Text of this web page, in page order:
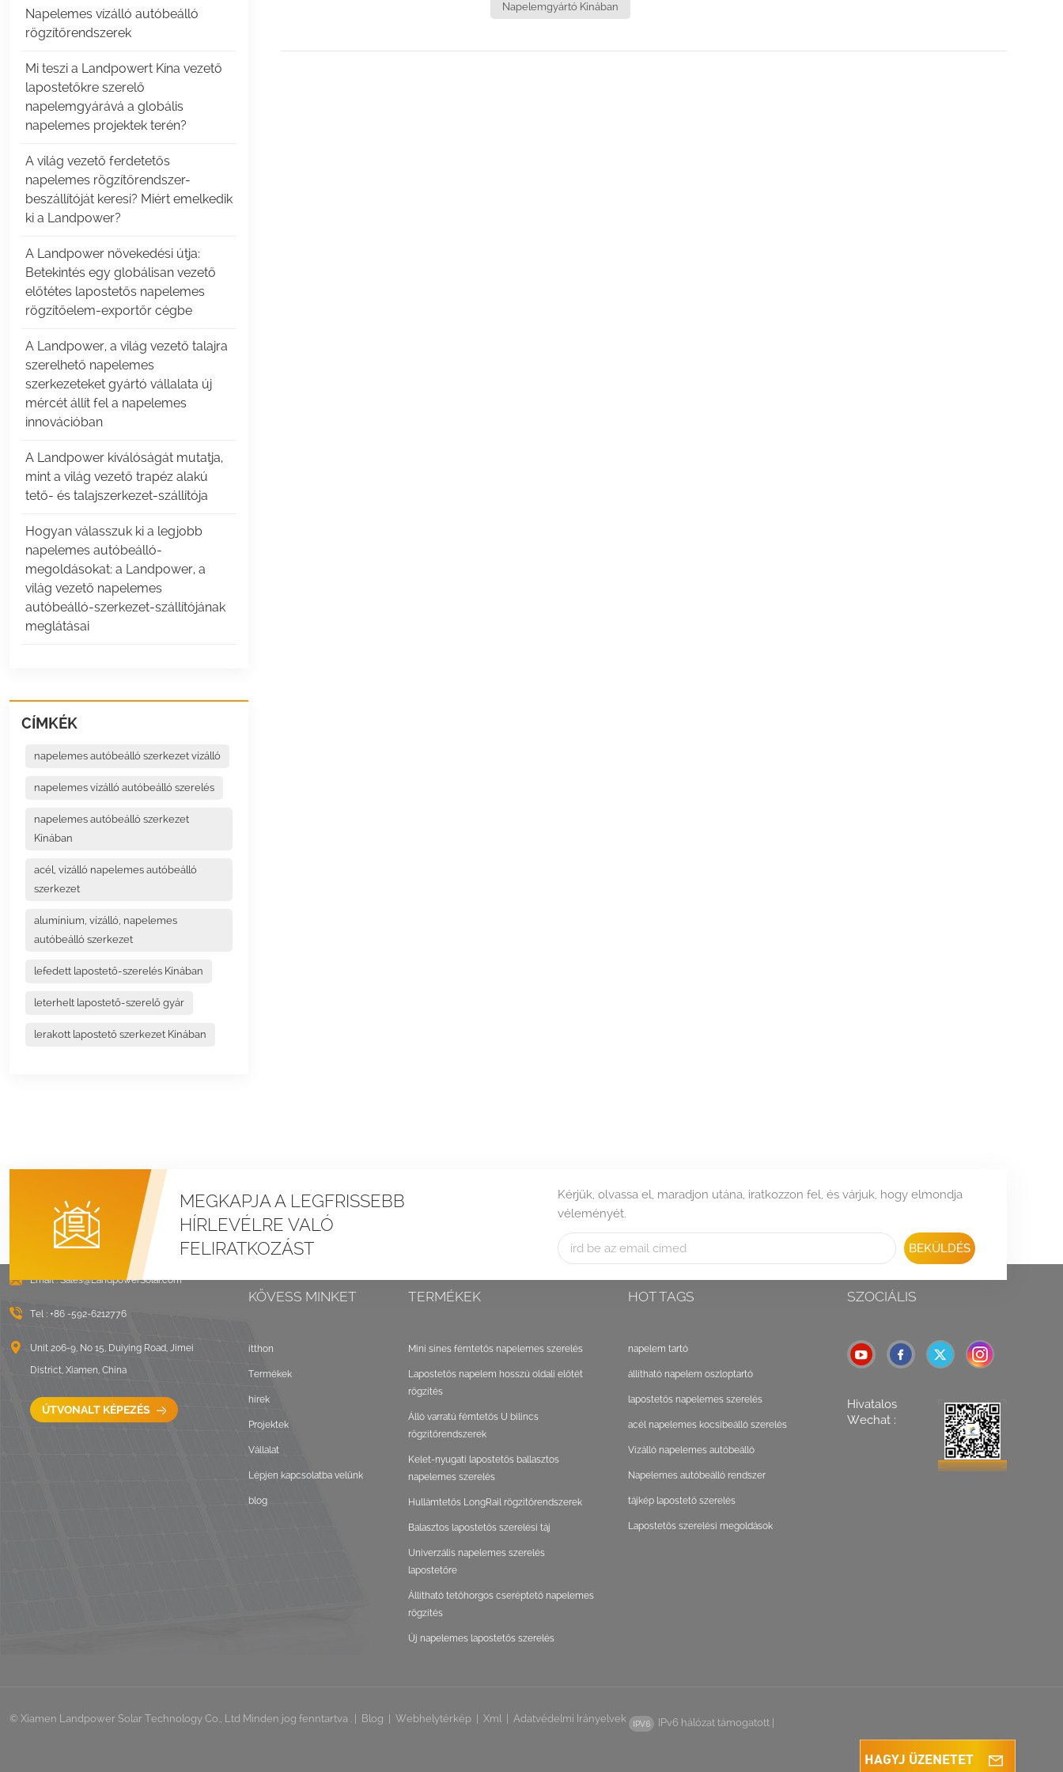
Napelemgyártó Kínában
Napelemes vízálló autóbeálló
rögzítőrendszerek
Mi teszi a Landpowert Kína vezető
lapostetőkre szerelő
napelemgyárává a globális
napelemes projektek terén?
A világ vezető ferdetetős
napelemes rögzítőrendszer-
beszállítóját keresi? Miért emelkedik
ki a Landpower?
A Landpower növekedési útja:
Betekintés egy globálisan vezető
előtétes lapostetős napelemes
rögzítőelem-exportőr cégbe
A Landpower, a világ vezető talajra
szerelhető napelemes
szerkezeteket gyártó vállalata új
mércét állít fel a napelemes
innovációban
A Landpower kiválóságát mutatja,
mint a világ vezető trapéz alakú
tető- és talajszerkezet-szállítója
Hogyan válasszuk ki a legjobb
napelemes autóbeálló-
megoldásokat: a Landpower, a
világ vezető napelemes
autóbeálló-szerkezet-szállítójának
meglátásai
CÍMKÉK
napelemes autóbeálló szerkezet vízálló
napelemes vízálló autóbeálló szerelés
napelemes autóbeálló szerkezet
Kínában
acél, vízálló napelemes autóbeálló
szerkezet
alumínium, vízálló, napelemes
autóbeálló szerkezet
lefedett lapostető-szerelés Kínában
leterhelt lapostető-szerelő gyár
lerakott lapostető szerkezet Kínában
MEGKAPJA A LEGFRISSEBB
HÍRLEVÉLRE VALÓ
FELIRATKOZÁST
Kérjük, olvassa el, maradjon utána, iratkozzon fel, és várjuk, hogy elmondja
véleményét.
BEKÜLDÉS
Email :Sales@LandpowerSolar.com
Tel : +86 -592-6212776
Unit 206-9, No 15, Duiying Road, Jimei
District, Xiamen, China
ÚTVONALT KÉPEZÉS
KÖVESS MINKET
itthon
Termékek
hírek
Projektek
Vállalat
Lépjen kapcsolatba velünk
blog
TERMÉKEK
Mini sínes fémtetős napelemes szerelés
Lapostetős napelem hosszú oldali előtét
rögzítés
Álló varratú fémtetős U bilincs
rögzítőrendszerek
Kelet-nyugati lapostetős ballasztos
napelemes szerelés
Hullámtetős LongRail rögzítőrendszerek
Balasztos lapostetős szerelési táj
Univerzális napelemes szerelés
lapostetőre
Állítható tetőhorgos cseréptető napelemes
rögzítés
Új napelemes lapostetős szerelés
HOT TAGS
napelem tartó
állítható napelem oszloptartó
lapostetős napelemes szerelés
acél napelemes kocsibeálló szerelés
Vízálló napelemes autóbeálló
Napelemes autóbeálló rendszer
tájkép lapostető szerelés
Lapostetős szerelési megoldások
SZOCIÁLIS
Hivatalos
Wechat :
© Xiamen Landpower Solar Technology Co., Ltd Minden jog fenntartva . | Blog Webhelytérkép Xml Adatvédelmi Irányelvek IPv6 hálózat támogatott|
HAGYJ ÜZENETET